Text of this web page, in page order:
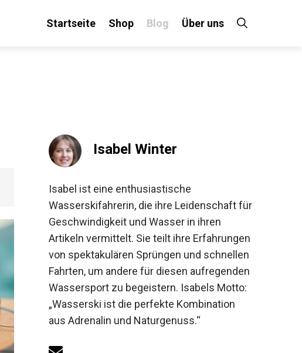
Startseite Shop Blog Über uns
Isabel Winter
Isabel ist eine enthusiastische
Wasserskifahrerin, die ihre Leidenschaft für
Geschwindigkeit und Wasser in ihren
Artikeln vermittelt. Sie teilt ihre Erfahrungen
von spektakulären Sprüngen und schnellen
Fahrten, um andere für diesen aufregenden
Wassersport zu begeistern. Isabels Motto:
„Wasserski ist die perfekte Kombination
aus Adrenalin und Naturgenuss.“